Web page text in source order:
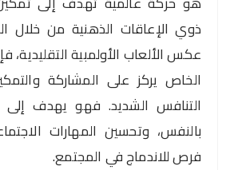
ذوي الإعاقات الذهنية من خلال
عكس الألعاب الأولمبية التقليدية،
الخاص يركز على المشاركة
التنافس الشديد. فهو يهدف إلى
بالنفس، وتحسين المهارات
فرص للاندماج في المجتمع.